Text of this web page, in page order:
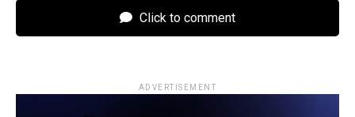
Click to comment
ADVERTISEMENT